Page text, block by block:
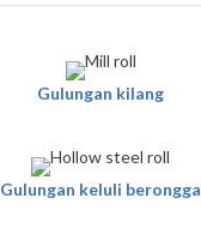
Gulungan kilang
Gulungan keluli berongga